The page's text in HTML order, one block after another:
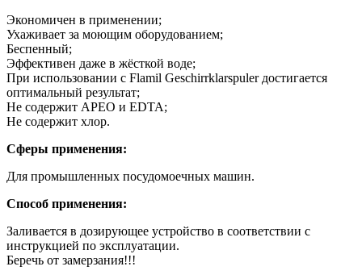
Экономичен в применении;
Ухаживает за моющим оборудованием;
Беспенный;
Эффективен даже в жёсткой воде;
При использовании с Flamil Geschirrklarspuler достигается
оптимальный результат;
Не содержит АРЕО и EDTA;
Не содержит хлор.
Сферы применения:
Для промышленных посудомоечных машин.
Способ применения:
Заливается в дозирующее устройство в соответствии с
инструкцией по эксплуатации.
Беречь от замерзания!!!